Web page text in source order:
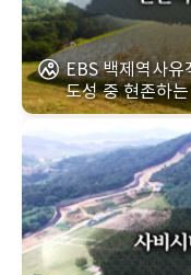
EBS 백제역사유
도성 중 현존하